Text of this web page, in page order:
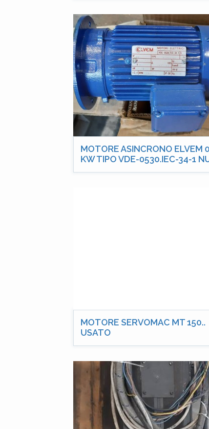
MOTORE ASINCRONO ELVEM
KW TIPO VDE-0530.IEC-34-1
MOTORE SERVOMAC MT 150..
USATO